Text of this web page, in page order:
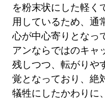
を粉末状にした軽く
用しているため、通
心が中心寄りとなっ
アンならではのキャ
残しつつ、転がりや
覚となっており、絶
犠牲にしたかわりに